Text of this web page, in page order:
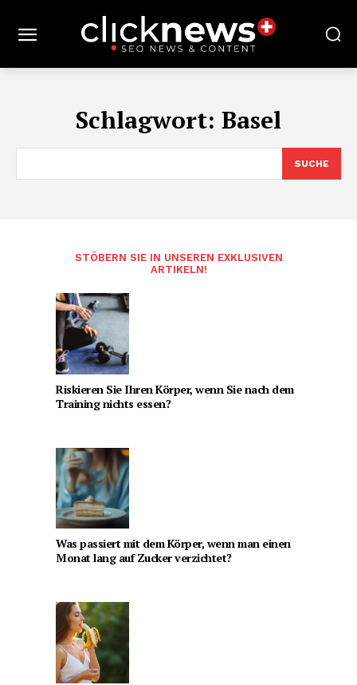
Schlagwort: Basel
SUCHE
STÖBERN SIE IN UNSEREN EXKLUSIVEN
ARTIKELN!
Riskieren Sie Ihren Körper, wenn Sie nach dem
Training nichts essen?
Was passiert mit dem Körper, wenn man einen
Monat lang auf Zucker verzichtet?